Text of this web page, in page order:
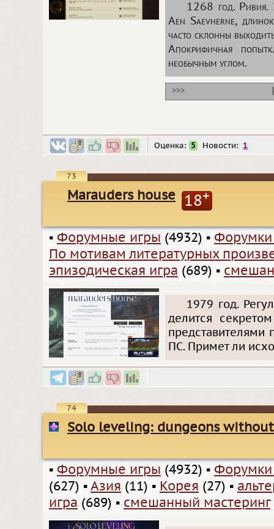
1268 год. Ривия.
Aen Saevherne,
часто склонны
Апокрифичная
необычным углом.
>>>
Оценка: 5 Новости: 1
73
Marauders house 18+
▪ Форумные игры (4932) ▪
По мотивам литературных
эпизодическая игра (689) ▪
1979 год.
делится
представителями
ПС. Примет ли
74
Solo leveling: dungeons
▪ Форумные игры (4932) ▪
(627) ▪ Азия (11) ▪ Корея (27) ▪
игра (689) ▪ смешанный мастеринг